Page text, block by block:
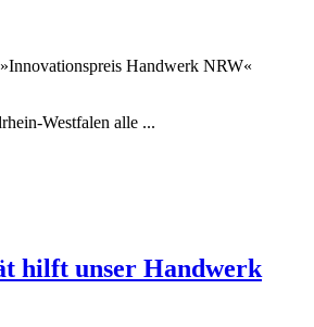
Handwerk NRW«
Westfalen alle ...
hilft unser Handwerk